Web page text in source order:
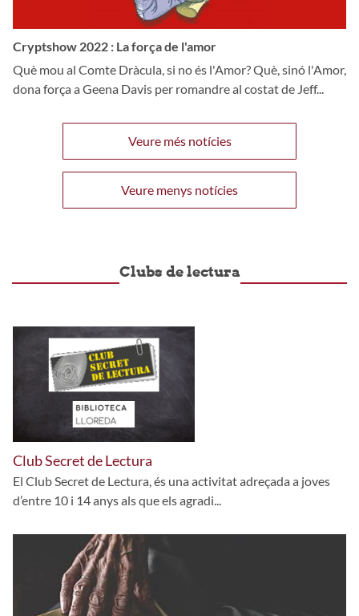
Cryptshow 2022 : La força de l'amor
Què mou al Comte Dràcula, si no és l'Amor? Què, sinó l'Amor,
dona força a Geena Davis per romandre al costat de Jeff...
Veure més notícies
Veure menys notícies
Clubs de lectura
Club Secret de Lectura
El Club Secret de Lectura, és una activitat adreçada a joves
d’entre 10 i 14 anys als que els agradi...